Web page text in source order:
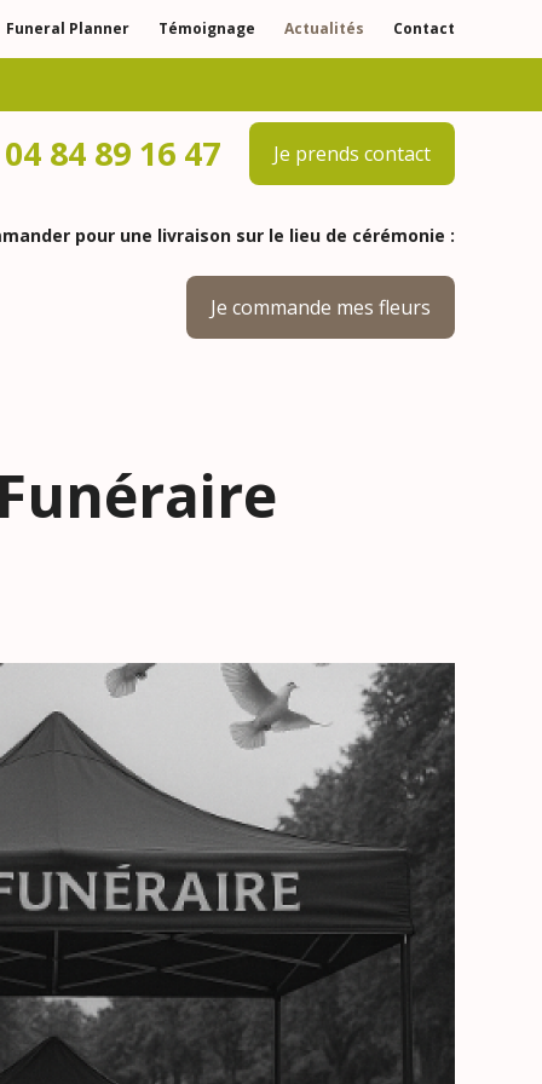
Funeral Planner Témoignage Actualités Contact
04 84 89 16 47 Je prends contact
pour une livraison sur le lieu de cérémonie :
Je commande mes fleurs